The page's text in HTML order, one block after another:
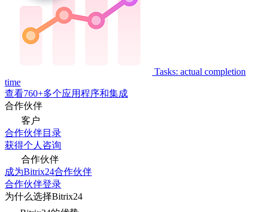
Tasks: actual completion
time
查看760+多个应用程序和集成
合作伙伴
客户
合作伙伴目录
获得个人咨询
合作伙伴
成为Bitrix24合作伙伴
合作伙伴登录
为什么选择Bitrix24